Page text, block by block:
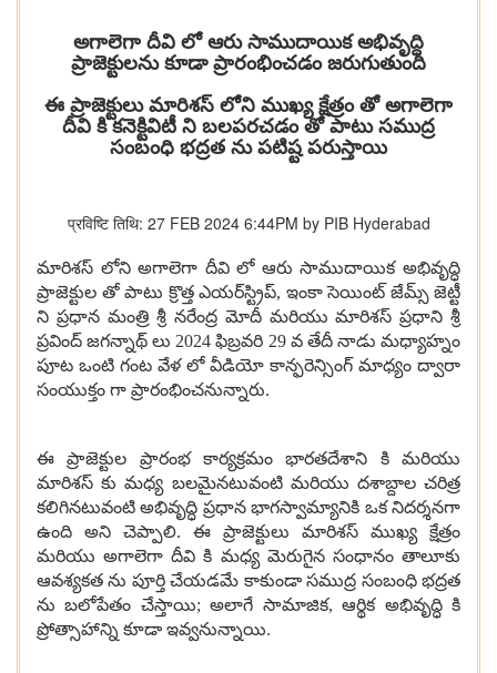
అగాలెగా దీవి లో ఆరు సాముదాయిక అభివృద్ధి
ప్రాజెక్టులను కూడా ప్రారంభించడం జరుగుతుంది
ఈ ప్రాజెక్టులు మారిశస్ లోని ముఖ్య క్షేత్రం తో అగాలెగా
దీవి కి కనెక్టివిటీ ని బలపరచడం తో పాటు సముద్ర
సంబంధి భద్రత ను పటిష్ట పరుస్తాయి
प्रविष्टि तिथि: 27 FEB 2024 6:44PM by PIB Hyderabad
మారిశస్ లోని అగాలెగా దీవి లో ఆరు సాముదాయిక అభివృద్ధి
ప్రాజెక్టుల తో పాటు క్రొత్త ఎయర్‌స్ట్రిప్, ఇంకా సెయింట్ జేమ్స్ జెట్టీ
ని ప్రధాన మంత్రి శ్రీ నరేంద్ర మోదీ మరియు మారిశస్ ప్రధాని శ్రీ
ప్రవింద్జగన్నాథ్ లు 2024 ఫిబ్రవరి 29 వ తేదీ నాడు మధ్యాహ్నం
పూట ఒంటి గంట వేళ లో వీడియో కాన్ఫరెన్సింగ్ మాధ్యం ద్వారా
సంయుక్తం గా ప్రారంభించనున్నారు.
ఈ ప్రాజెక్టుల ప్రారంభ కార్యక్రమం భారతదేశాని కి మరియు
మారిశస్ కు మధ్య బలమైనటువంటి మరియు దశాబ్దాల చరిత్ర
కలిగినటువంటి అభివృద్ధి ప్రధాన భాగస్వామ్యానికి ఒక నిదర్శనగా
ఉంది అని చెప్పాలి. ఈ ప్రాజెక్టులు మారిశస్ ముఖ్య క్షేత్రం
మరియు అగాలెగా దీవి కి మధ్య మెరుగైన సంధానం తాలూకు
ఆవశ్యకత ను పూర్తి చేయడమే కాకుండా సముద్ర సంబంధి భద్రత
ను బలోపేతం చేస్తాయి; అలాగే సామాజిక, ఆర్థిక అభివృద్ధి కి
ప్రోత్సాహాన్ని కూడా ఇవ్వనున్నాయి.